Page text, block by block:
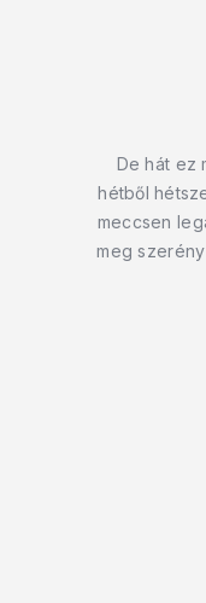
De hát ez
hétből
meccsen
meg